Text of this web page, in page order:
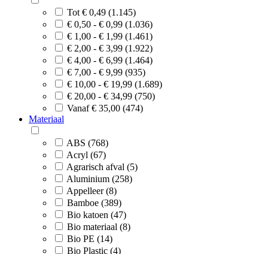
Tot € 0,49 (1.145)
€ 0,50 - € 0,99 (1.036)
€ 1,00 - € 1,99 (1.461)
€ 2,00 - € 3,99 (1.922)
€ 4,00 - € 6,99 (1.464)
€ 7,00 - € 9,99 (935)
€ 10,00 - € 19,99 (1.689)
€ 20,00 - € 34,99 (750)
Vanaf € 35,00 (474)
Materiaal
ABS (768)
Acryl (67)
Agrarisch afval (5)
Aluminium (258)
Appelleer (8)
Bamboe (389)
Bio katoen (47)
Bio materiaal (8)
Bio PE (14)
Bio Plastic (4)